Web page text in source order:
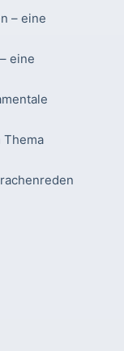
– eine
eine
Thema